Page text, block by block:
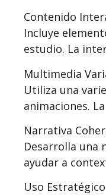
Contenido
Incluye
estudio. La
Multimedia
Utiliza una
animaciones.
Narrativa
Desarrolla una
ayudar a
Uso